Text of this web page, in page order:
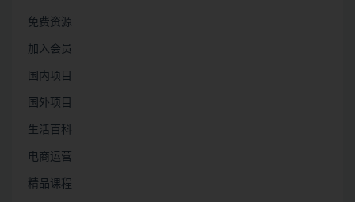
免费资源
加入会员
国内项目
国外项目
生活百科
电商运营
精品课程